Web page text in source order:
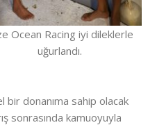
Ocean Racing iyi dileklerle
uğurlandı.
bir donanıma sahip olacak
sonrasında kamuoyuyla